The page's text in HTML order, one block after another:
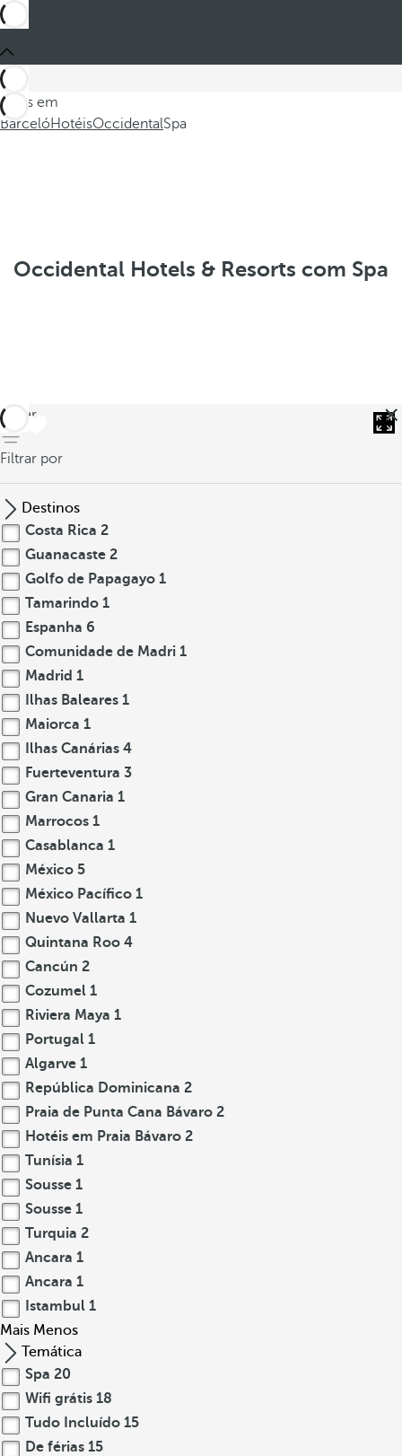
Estes em
BarcelóHotéisOccidentalSpa
Occidental Hotels & Resorts com Spa
voltar
Filtrar por
Destinos
Costa Rica 2
Guanacaste 2
Golfo de Papagayo 1
Tamarindo 1
Espanha 6
Comunidade de Madri 1
Madrid 1
Ilhas Baleares 1
Maiorca 1
Ilhas Canárias 4
Fuerteventura 3
Gran Canaria 1
Marrocos 1
Casablanca 1
México 5
México Pacífico 1
Nuevo Vallarta 1
Quintana Roo 4
Cancún 2
Cozumel 1
Riviera Maya 1
Portugal 1
Algarve 1
República Dominicana 2
Praia de Punta Cana Bávaro 2
Hotéis em Praia Bávaro 2
Tunísia 1
Sousse 1
Sousse 1
Turquia 2
Ancara 1
Ancara 1
Istambul 1
Mais Menos
Temática
Spa 20
Wifi grátis 18
Tudo Incluído 15
De férias 15